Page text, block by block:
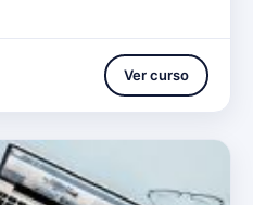
Ver curso